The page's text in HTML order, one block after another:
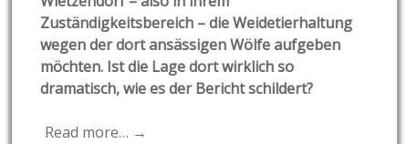
Zuständigkeitsbereich – die Weidetierhaltung
wegen der dort ansässigen Wölfe aufgeben
möchten. Ist die Lage dort wirklich so
dramatisch, wie es der Bericht schildert?
Read more… →